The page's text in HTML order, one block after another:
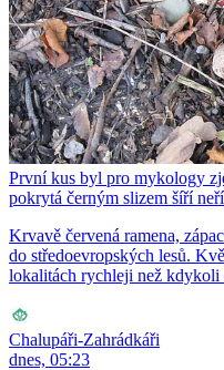
První kus byl pro mykology
pokrytá černým slizem šíří
Krvavě červená ramena,
do středoevropských lesů.
lokalitách rychleji než kdykoli
Chalupáři-Zahrádkáři
dnes, 05:23